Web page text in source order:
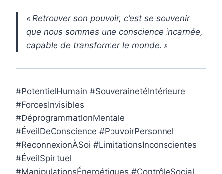
« Retrouver son pouvoir, c’est se souvenir
que nous sommes une conscience incarnée,
capable de transformer le monde. »
#PotentielHumain #SouverainetéIntérieure
#ForcesInvisibles
#DéprogrammationMentale
#ÉveilDeConscience #PouvoirPersonnel
#ReconnexionÀSoi #LimitationsInconscientes
#ÉveilSpirituel
#ManipulationsÉnergétiques #ContrôleSocial